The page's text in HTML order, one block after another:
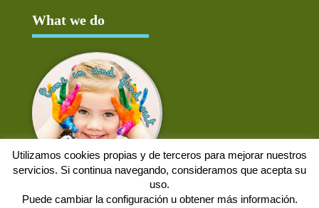
What we do
Utilizamos cookies propias y de terceros para mejorar nuestros
servicios. Si continua navegando, consideramos que acepta su
uso.
Puede cambiar la configuración u obtener más información.
Aviso Legal Política de cookies Protección de datos Solicitud de baja